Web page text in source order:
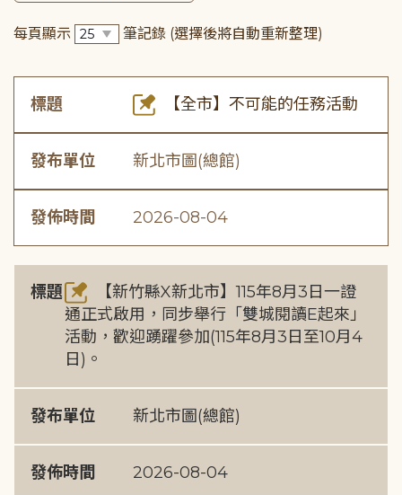
每頁顯示 筆記錄 (選擇後將自動重新整理)
標題 【全市】不可能的任務活動
發布單位 新北市圖(總館)
發佈時間 2026-08-04
標題
【新竹縣X新北市】115年8月3日一證
通正式啟用，同步舉行「雙城閱讀E起來」
活動，歡迎踴躍參加(115年8月3日至10月4
日)。
發布單位 新北市圖(總館)
發佈時間 2026-08-04